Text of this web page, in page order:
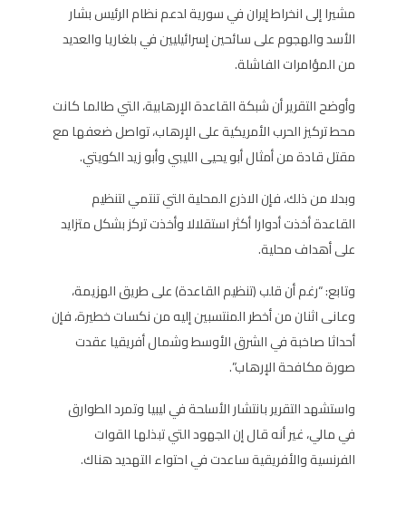
مشيرا إلى انخراط إيران في سورية لدعم نظام الرئيس بشار
الأسد والهجوم على سائحين إسرائيليين في بلغاريا والعديد
من المؤامرات الفاشلة.
وأوضح التقرير أن شبكة القاعدة الإرهابية، التي طالما كانت
محط تركيز الحرب الأمريكية على الإرهاب، تواصل ضعفها مع
مقتل قادة من أمثال أبو يحيى الليبي وأبو زيد الكويتي.
وبدلا من ذلك، فإن الاذرع المحلية التي تنتمي لتنظيم
القاعدة أخذت أدوارا أكثر استقلالا وأخذت تركز بشكل متزايد
على أهداف محلية.
وتابع: “رغم أن قلب (تنظيم القاعدة) على طريق الهزيمة،
وعانى اثنان من أخطر المنتسبين إليه من نكسات خطيرة، فإن
أحداثا صاخبة في الشرق الأوسط وشمال أفريقيا عقدت
صورة مكافحة الإرهاب”.
واستشهد التقرير بانتشار الأسلحة في ليبيا وتمرد الطوارق
في مالي، غير أنه قال إن الجهود التي تبذلها القوات
الفرنسية والأفريقية ساعدت في احتواء التهديد هناك.